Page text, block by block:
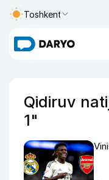
Toshkent
Qidiruv
1"